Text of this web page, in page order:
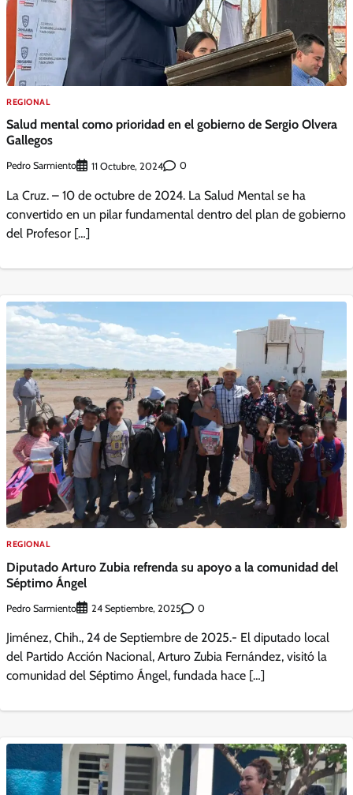
REGIONAL
Salud mental como prioridad en el gobierno de Sergio Olvera
Gallegos
Pedro Sarmiento 11 Octubre, 2024 0
La Cruz. – 10 de octubre de 2024. La Salud Mental se ha
convertido en un pilar fundamental dentro del plan de gobierno
del Profesor […]
REGIONAL
Diputado Arturo Zubia refrenda su apoyo a la comunidad del
Séptimo Ángel
Pedro Sarmiento 24 Septiembre, 2025 0
Jiménez, Chih., 24 de Septiembre de 2025.- El diputado local
del Partido Acción Nacional, Arturo Zubia Fernández, visitó la
comunidad del Séptimo Ángel, fundada hace […]